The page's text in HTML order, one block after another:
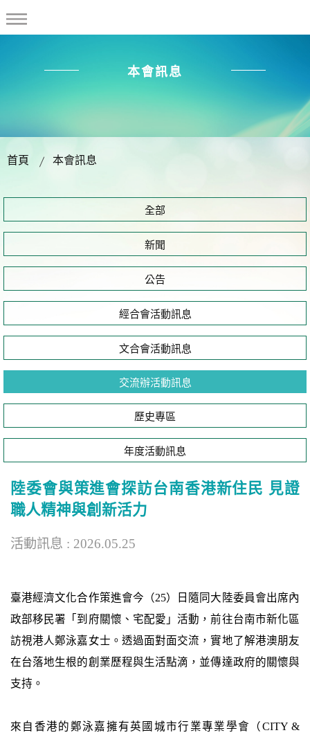
本會訊息
首頁 本會訊息
全部
新聞
公告
經合會活動訊息
文合會活動訊息
交流辦活動訊息
歷史專區
年度活動訊息
陸委會與策進會探訪台南香港新住民 見證
職人精神與創新活力
活動訊息 : 2026.05.25
臺港經濟文化合作策進會今（25）日隨同大陸委員會出席內
政部移民署「到府關懷、宅配愛」活動，前往台南市新化區
訪視港人鄭泳嘉女士。透過面對面交流，實地了解港澳朋友
在台落地生根的創業歷程與生活點滴，並傳達政府的關懷與
支持。
來自香港的鄭泳嘉擁有英國城市行業專業學會（CITY &